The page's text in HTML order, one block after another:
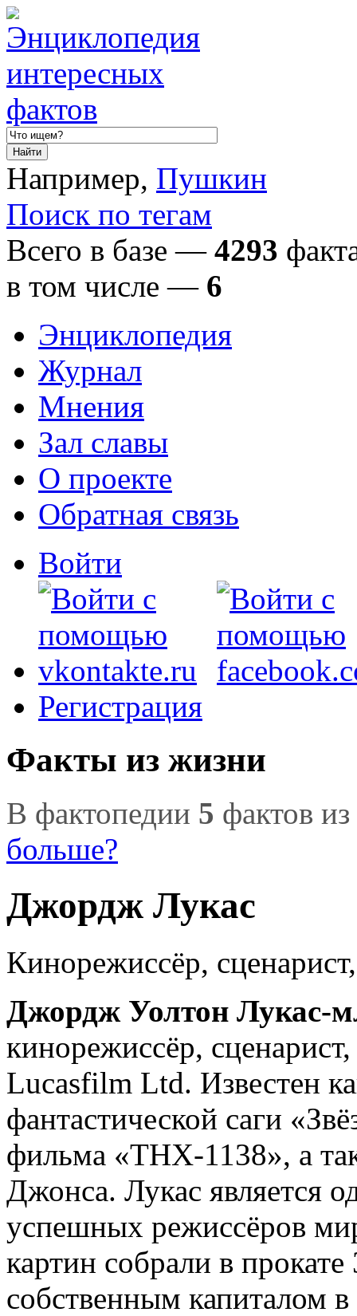
Например, Пушкин
Поиск по тегам
Всего в базе — 4293
в том числе— 6
Энциклопедия
Журнал
Мнения
Зал славы
О проекте
Обратная связь
Войти
Регистрация
Факты из жизни
В фактопедии 5 фактов
больше?
Джордж Лукас
Кинорежиссёр,
Джордж Уолтон Лукас-
кинорежиссёр,
Lucasfilm Ltd. Известен
фантастической саги
фильма «ТНХ-1138», а
Джонса. Лукас является
успешных режиссёров
картин собрали в
собственным капиталом